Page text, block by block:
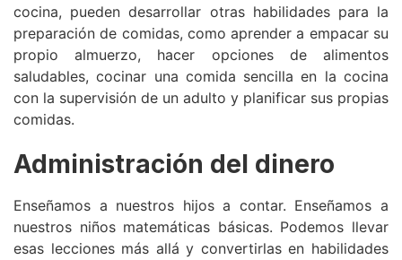
cocina, pueden desarrollar otras habilidades para la
preparación de comidas, como aprender a empacar su
propio almuerzo, hacer opciones de alimentos
saludables, cocinar una comida sencilla en la cocina
con la supervisión de un adulto y planificar sus propias
comidas.
Administración del dinero
Enseñamos a nuestros hijos a contar. Enseñamos a
nuestros niños matemáticas básicas. Podemos llevar
esas lecciones más allá y convertirlas en habilidades